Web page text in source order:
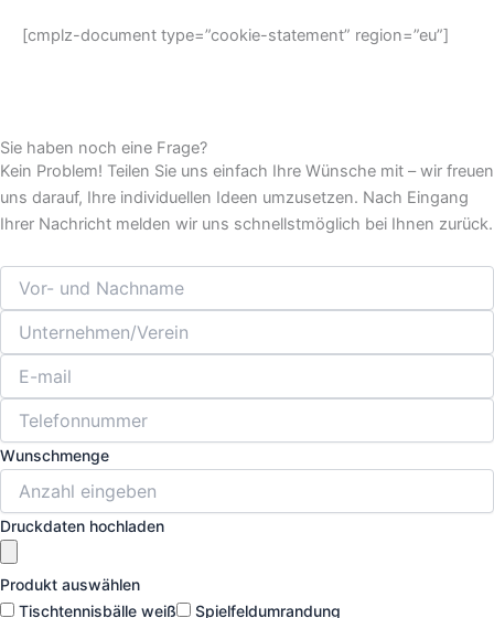
[cmplz-document type=”cookie-statement” region=”eu”]
Sie haben noch eine Frage?
Kein Problem! Teilen Sie uns einfach Ihre Wünsche mit – wir freuen
uns darauf, Ihre individuellen Ideen umzusetzen. Nach Eingang
Ihrer Nachricht melden wir uns schnellstmöglich bei Ihnen zurück.
Wunschmenge
Druckdaten hochladen
Produkt auswählen
Tischtennisbälle weiß
Spielfeldumrandung